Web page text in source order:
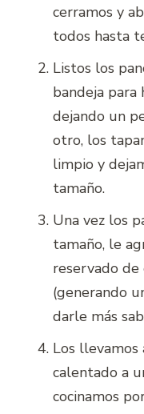
cerramos y
todos hasta
Listos los
bandeja para
dejando un
otro, los
limpio y
tamaño.
Una vez los
tamaño, le
reservado
(generando
darle más
Los
calentado a
cocinamos